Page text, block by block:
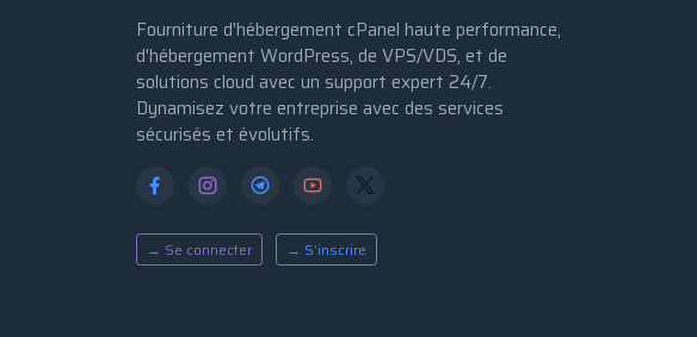
Fourniture d'hébergement cPanel haute performance,
d'hébergement WordPress, de VPS/VDS, et de
solutions cloud avec un support expert 24/7.
Dynamisez votre entreprise avec des services
sécurisés et évolutifs.
→ Se connecter → S’inscrire